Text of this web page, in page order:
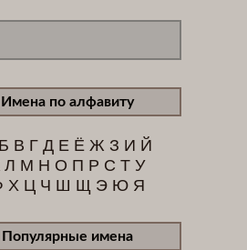
Имена по алфавиту
Б В ГД Е Ё Ж З И Й
Л М Н О П Р С Т У
Х Ц Ч Ш Щ Э Ю Я
Популярные имена